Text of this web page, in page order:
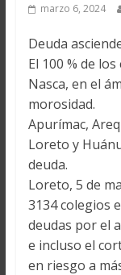
marzo 6, 2024
Deuda
El 100 % de
Nasca, en el
morosidad.
Apurímac,
Loreto y
deuda.
Loreto, 5 de
3134 colegios
deudas por el
e incluso el
en riesgo a